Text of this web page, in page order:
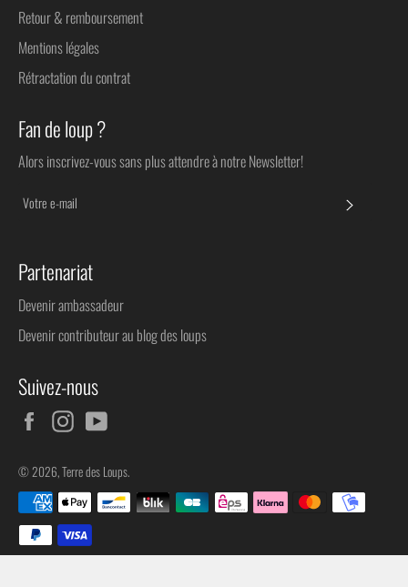
Retour & remboursement
Mentions légales
Rétractation du contrat
Fan de loup ?
Alors inscrivez-vous sans plus attendre à notre Newsletter!
Partenariat
Devenir ambassadeur
Devenir contributeur au blog des loups
Suivez-nous
FacebookInstagram
© 2026,Terre des Loups.
Méthodes
de
paiement